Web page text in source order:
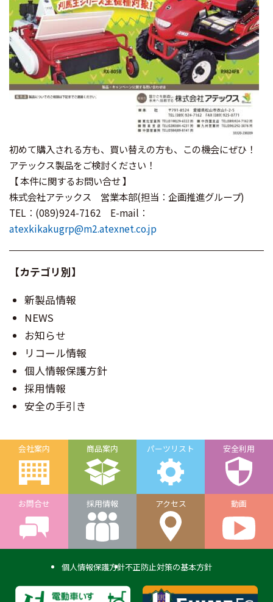
初めて購入される方も、買い替えの方も、この機会にぜひ！
アテックス製品をご検討ください！
【 本件に関するお問い合せ 】
株式会社アテックス 営業本部(担当：企画推進グループ)
TEL：(089)924-7162 E-mail：
atexkikakugrp@m2.atexnet.co.jp
【カテゴリ別】
新製品情報
NEWS
お知らせ
リコール情報
個人情報保護方針
採用情報
安全の手引き
会社案内 商品案内 パーツリスト 安全利用
お問合せ 採用情報 アクセス 動画
個人情報保護方針不正防止対策の基本方針